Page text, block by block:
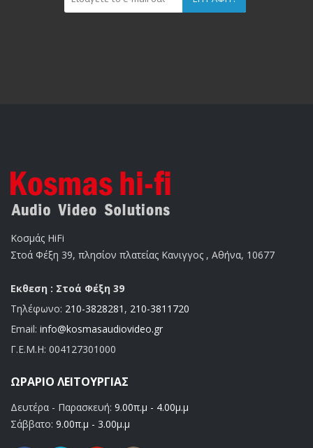
Κοσμάς HiFi
Στοά Φέξη 39, πλησίον πλατείας Κανιγγος , Αθήνα, 10677
Εκθεση : Στοά Φέξη 39
Τηλέφωνο: 210-3828281 , 210-3811720
Email: info@kosmasaudiovideo.gr
Γ.Ε.Μ.Η: 004127301000
ΩΡΆΡΙΟ ΛΕΙΤΟΥΡΓΊΑΣ
Δευτέρα - Παρασκευή: 9.00π.μ - 4.00μ.μ
Σάββατο: 9.00π.μ - 3.00μ.μ